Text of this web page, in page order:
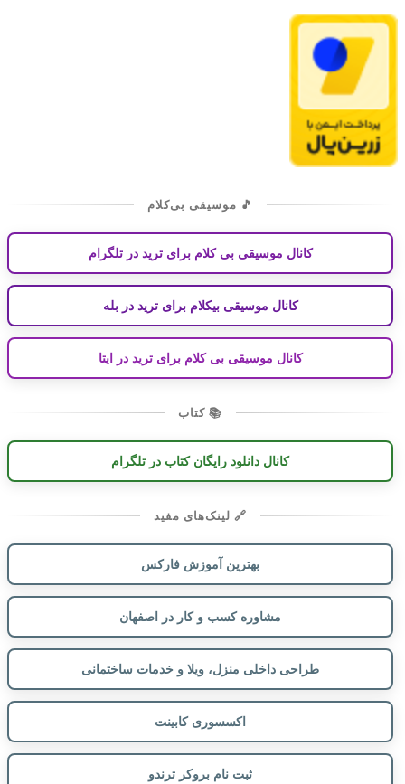
🎵 موسیقی بی‌کلام
کانال موسیقی بی کلام برای ترید در تلگرام
کانال موسیقی بیکلام برای ترید در بله
کانال موسیقی بی کلام برای ترید در ایتا
📚 کتاب
کانال دانلود رایگان کتاب در تلگرام
🔗 لینک‌های مفید
بهترین آموزش فارکس
مشاوره کسب و کار در اصفهان
طراحی داخلی منزل، ویلا و خدمات ساختمانی
اکسسوری کابینت
ثبت نام بروکر ترندو